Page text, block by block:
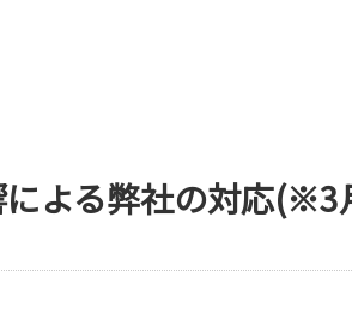
よる弊社の対応(※3